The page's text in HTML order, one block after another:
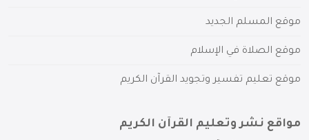
موقع المسلم الجديد
موقع الصلاة في الإسلام
موقع تعليم تفسير وتجويد القرآن الكريم
مواقع نشر وتعليم القرآن الكريم